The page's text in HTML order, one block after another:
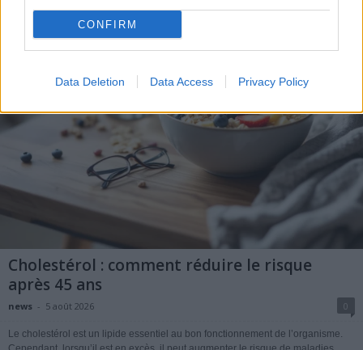
CONFIRM
Data Deletion Data Access Privacy Policy
Cholestérol : comment réduire le risque
après 45 ans
news - 5 août 2026 0
Le cholestérol est un lipide essentiel au bon fonctionnement de l’organisme.